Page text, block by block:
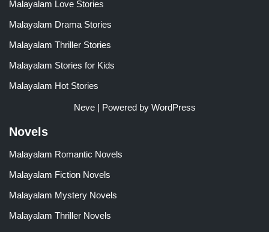
Malayalam Love Stories
Malayalam Drama Stories
Malayalam Thriller Stories
Malayalam Stories for Kids
Malayalam Hot Stories
Neve| Powered by WordPress
Novels
Malayalam Romantic Novels
Malayalam Fiction Novels
Malayalam Mystery Novels
Malayalam Thriller Novels